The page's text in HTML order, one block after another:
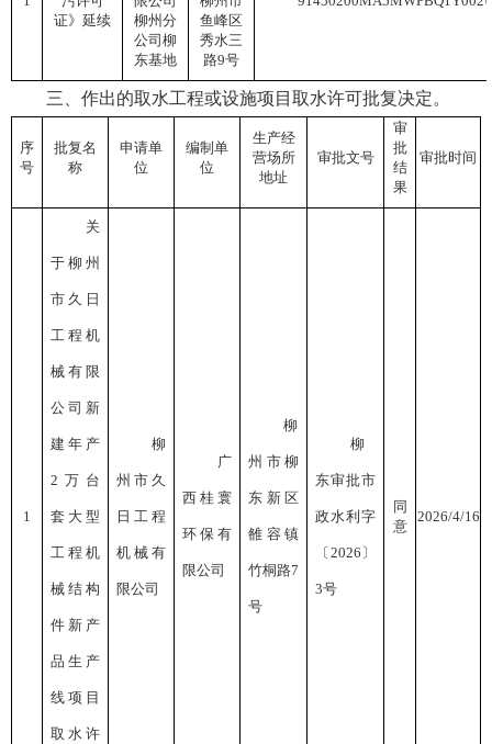
证》 延续
柳州分
公司柳
东基地
鱼峰区
秀水三
路9号
三、作出的取水工程或设施项目取水许可批复决定。
序
号
批复名
称
申请单
位
编制单
位
生产经
营场所
地址
审批文号
审
批
结
果
审批时间
1
关
于柳州
市久日
工程机
械有限
公司新
建年产
2万台
套大型
工程机
械结构
件新产
品生产
线项目
取水许
柳
州市久
日工程
机械有
限公司
广
西桂寰
环保有
限公司
柳
州市柳
东新区
雒容镇
竹桐路7
号
柳
东审批市
政水利字
〔 2026〕
3号
同
意
2026/4/16